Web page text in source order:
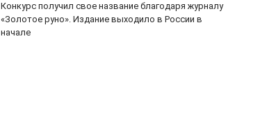
Конкурс получил свое название благодаря журналу
«Золотое руно». Издание выходило в России в
начале